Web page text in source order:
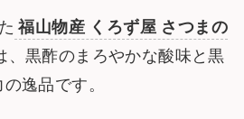
福山物産 くろず屋 さつまの
、黒酢のまろやかな酸味と黒
逸品です。